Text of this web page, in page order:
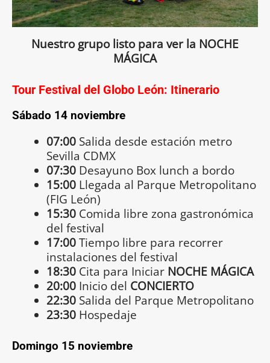
Nuestro grupo listo para ver la NOCHE
MÁGICA
Tour Festival del Globo León: Itinerario
Sábado 14 noviembre
07:00 Salida desde estación metro
Sevilla CDMX
07:30 Desayuno Box lunch a bordo
15:00 Llegada al Parque Metropolitano
(FIG León)
15:30 Comida libre zona gastronómica
del festival
17:00Tiempo libre para recorrer
instalaciones del festival
18:30 Cita para Iniciar NOCHE MÁGICA
20:00 Inicio del CONCIERTO
22:30 Salida del Parque Metropolitano
23:30 Hospedaje
Domingo 15 noviembre